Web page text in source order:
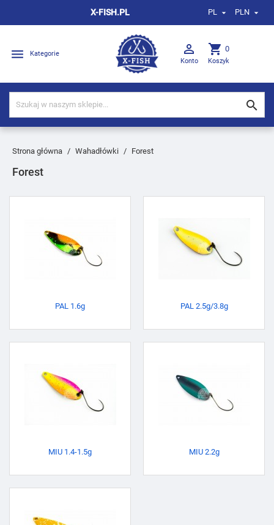
X-FISH.PL PL  PLN 
 Kategorie 
Konto
shopping_cart 0
Koszyk

Strona główna Wahadłówki Forest
Forest
PAL 1.6g PAL 2.5g/3.8g
MIU 1.4-1.5g MIU 2.2g